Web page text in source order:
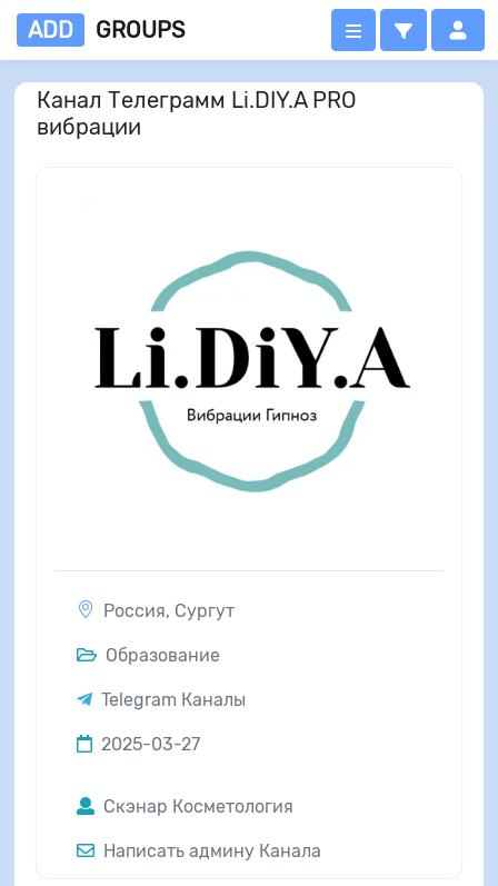
ADD GROUPS
Канал Телеграмм Li.DIY.A PRO
вибрации
Россия, Сургут
Образование
Telegram Каналы
2025-03-27
Скэнар Косметология
Написать админу Канала